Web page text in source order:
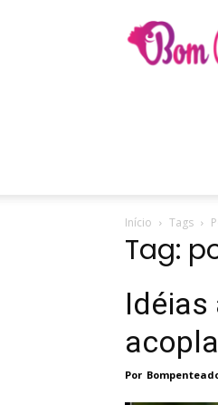
Penteados
Início Tags
Tag:
Idéias
Por